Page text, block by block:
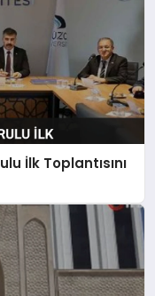
İlk Toplantısını